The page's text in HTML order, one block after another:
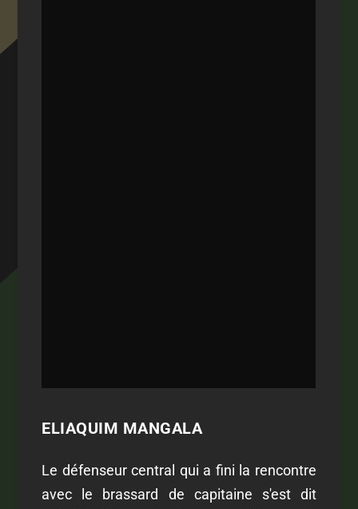
ELIAQUIM MANGALA
Le défenseur central qui a fini la rencontre
avec le brassard de capitaine s'est dit